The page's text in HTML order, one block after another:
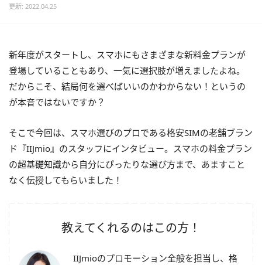
更新: 2022.04.25
新年度がスタートし、スマホにもさまざまな新料金プランが
登場していることもあり、一気に選択肢が増えましたよね。
だからこそ、結局何を選べばいいのかわからない！というの
が本音ではないですか？
そこで今回は、スマホ選びのプロである格安SIMの老舗ブラン
ド『IIJmio』のスタッフにインタビュー。スマホの料金プラン
の超基礎知識から自分にぴったりな選び方まで、あますこと
なく伝授してもらいました！
教えてくれるのはこの方！
IIJmioのプロモーション全般を担当し、格